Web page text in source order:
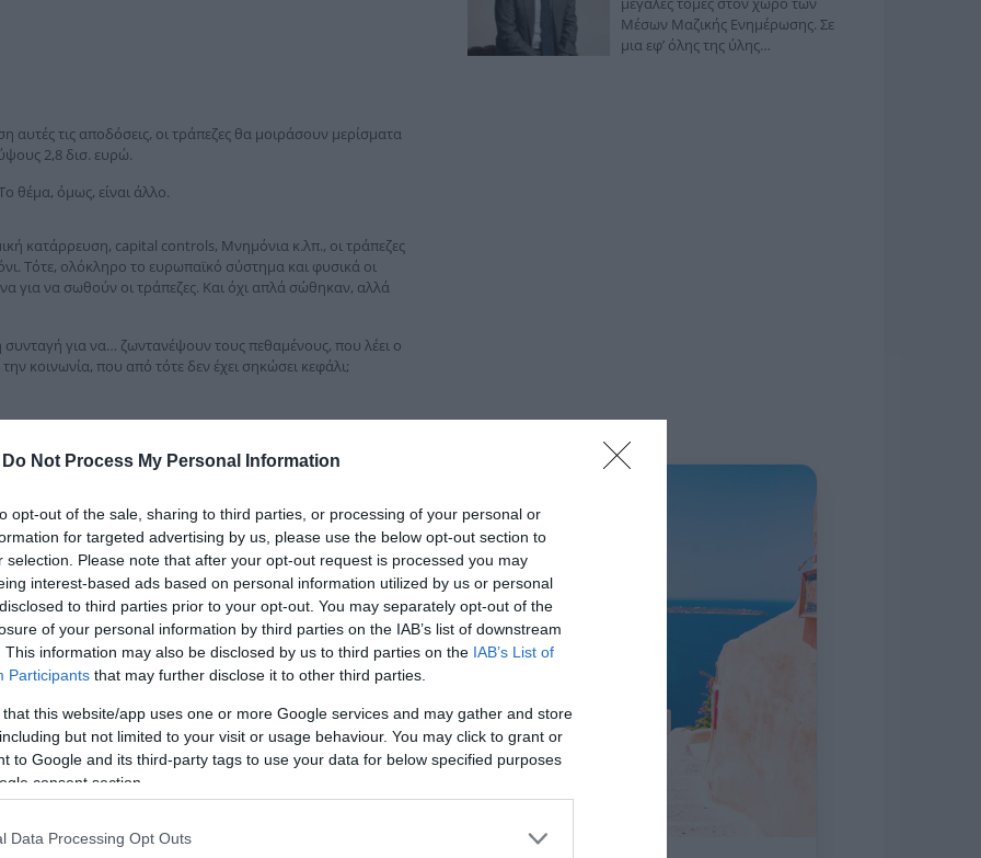
Do Not Process My Personal Information
opt-out of the sale, sharing to third parties, or processing of your personal or
for targeted advertising by us, please use the below opt-out section to
selection. Please note that after your opt-out request is processed you may
interest-based ads based on personal information utilized by us or personal
to third parties prior to your opt-out. You may separately opt-out of the
of your personal information by third parties on the IAB’s list of downstream
This information may also be disclosed by us to third parties on the IAB’s List of
Participants that may further disclose it to other third parties.
that this website/app uses one or more Google services and may gather and store
but not limited to your visit or usage behaviour. You may click to grant or
to Google and its third-party tags to use your data for below specified purposes
consent section.
Data Processing Opt Outs
αυτές τις αποδόσεις, οι τράπεζες θα μοιράσουν μερίσματα
2,8 δισ. ευρώ.
θέμα, όμως, είναι άλλο.
κατάρρευση, capital controls, Μνημόνια κ.λπ., οι τράπεζες
Τότε, ολόκληρο το ευρωπαϊκό σύστημα και φυσικά οι
για να σωθούν οι τράπεζες. Και όχι απλά σώθηκαν, αλλά
για να… ζωντανέψουν τους πεθαμένους, που λέει ο
κοινωνία, που από τότε δεν έχει σηκώσει κεφάλι;
στα πόδια τους και ανέβηκαν στο υψηλότερο σκαλοπάτι
της κοινωνίας και ακολουθώντας την πιο ανάλγητη, βάναυση
αφού πρώτα τα πληρώθηκαν τρεις φορές με τις
που τους τα πλήρωσε, τα περιουσιακά στοιχεία που είχαν
στον δρόμο και τα πούλησαν στους πλειστηριασμούς.
Μέσων Μαζικής Ενημέρωσης. Σε
μια εφ’ όλης της ύλης